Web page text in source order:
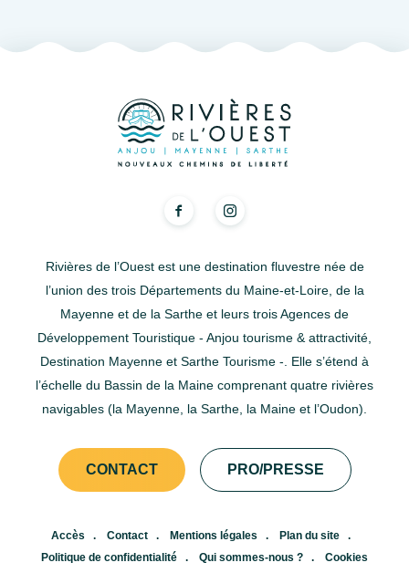
Rivières de l’Ouest est une destination fluvestre née de
l’union des trois Départements du Maine-et-Loire, de la
Mayenne et de la Sarthe et leurs trois Agences de
Développement Touristique - Anjou tourisme & attractivité,
Destination Mayenne et Sarthe Tourisme -. Elle s’étend à
l’échelle du Bassin de la Maine comprenant quatre rivières
navigables (la Mayenne, la Sarthe, la Maine et l’Oudon).
CONTACT PRO/PRESSE
Accès Contact Mentions légales
Plan du site
Politique de confidentialité
Qui sommes-nous ? Cookies